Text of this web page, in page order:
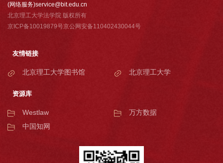
(网络服务)service@bit.edu.cn
北京理工大学法学院 版权所有
京ICP备10019879号京公网安备110402430044号
友情链接
北京理工大学图书馆 北京理工大学
资源库
Westlaw
万方数据
中国知网